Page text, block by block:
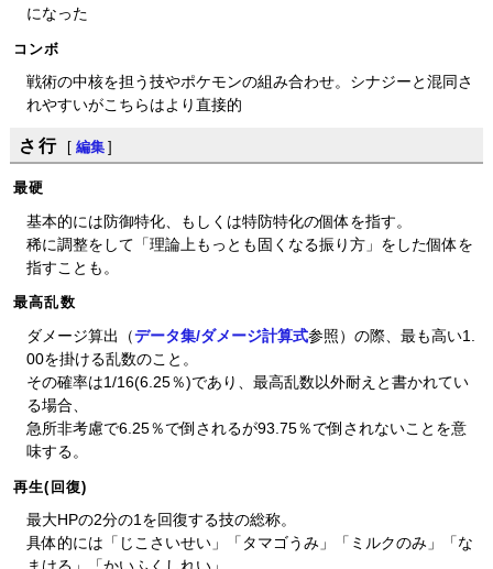
になった
コンボ
戦術の中核を担う技やポケモンの組み合わせ。シナジーと混同さ
れやすいがこちらはより直接的
さ行 [ 編集 ]
最硬
基本的には防御特化、もしくは特防特化の個体を指す。
稀に調整をして「理論上もっとも固くなる振り方」をした個体を
指すことも。
最高乱数
ダメージ算出（データ集/ダメージ計算式参照）の際、最も高い1.
00を掛ける乱数のこと。
その確率は1/16(6.25％)であり、最高乱数以外耐えと書かれてい
る場合、
急所非考慮で6.25％で倒されるが93.75％で倒されないことを意
味する。
再生(回復)
最大HPの2分の1を回復する技の総称。
具体的には「じこさいせい」「タマゴうみ」「ミルクのみ」「な